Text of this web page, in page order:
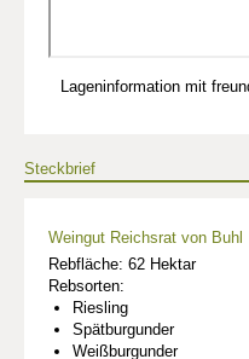
Lageninformation mit
Steckbrief
Weingut Reichsrat von Buhl
Rebfläche: 62 Hektar
Rebsorten:
Riesling
Spätburgunder
Weißburgunder